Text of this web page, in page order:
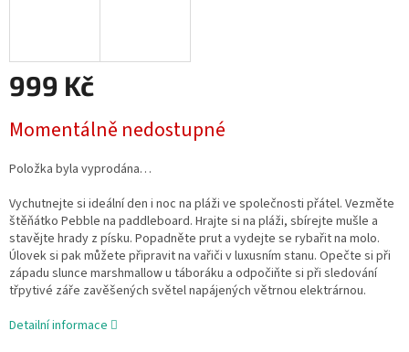
999 Kč
cena:
Momentálně nedostupné
Položka byla vyprodána…
Vychutnejte si ideální den i noc na pláži ve společnosti přátel. Vezměte
štěňátko Pebble na paddleboard. Hrajte si na pláži, sbírejte mušle a
stavějte hrady z písku. Popadněte prut a vydejte se rybařit na molo.
Úlovek si pak můžete připravit na vařiči v luxusním stanu. Opečte si při
západu slunce marshmallow u táboráku a odpočiňte si při sledování
třpytivé záře zavěšených světel napájených větrnou elektrárnou.
Detailní informace